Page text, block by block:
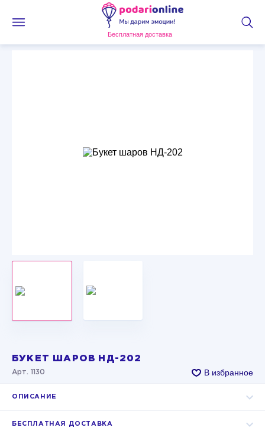
Бесплатная доставка
БУКЕТ ШАРОВ НД-202
Арт. 1130 В избранное
ОПИСАНИЕ
БЕСПЛАТНАЯ ДОСТАВКА